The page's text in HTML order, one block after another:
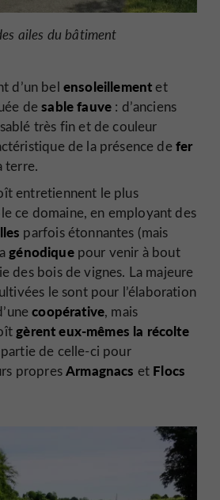
ailes du bâtiment
d’un bel ensoleillementet
desable fauve : d’anciens
très fin et de couleur
de la présence defer
terre.
entretiennent le plus
ce domaine, en employant des
parfois étonnantes (mais
génodiquepour venir à bout
des bois de vignes. La majeure
le sont pour l’élaboration
coopérative, mais
gèrent eux-mêmes la récolte
de celle-ci pour
propresArmagnacs et Flocs